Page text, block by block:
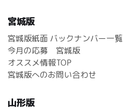
宮城版
宮城版紙面 バックナンバー一覧
今月の応募 宮城版
オススメ情報TOP
宮城版へのお問い合わせ
山形版